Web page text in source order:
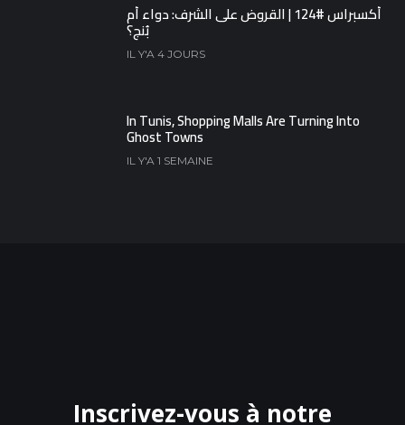
أكسبراس #124 | القروض على الشرف: دواء أم
بُنج؟
IL Y'A 4 JOURS
In Tunis, Shopping Malls Are Turning Into
Ghost Towns
IL Y'A 1 SEMAINE
Inscrivez-vous à notre